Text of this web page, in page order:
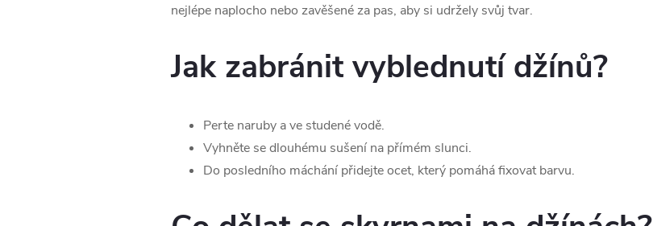
nejlépe naplocho nebo zavěšené za pas, aby si udržely svůj tvar.
Jak zabránit vyblednutí džínů?
Perte naruby a ve studené vodě.
Vyhněte se dlouhému sušení na přímém slunci.
Do posledního máchání přidejte ocet, který pomáhá fixovat barvu.